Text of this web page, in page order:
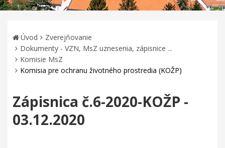
Úvod
Zverejňovanie
Dokumenty - VZN, MsZ uznesenia, zápisnice ...
Komisie MsZ
Komisia pre ochranu životného prostredia (KOŽP)
Zápisnica č.6-2020-KOŽP -
03.12.2020